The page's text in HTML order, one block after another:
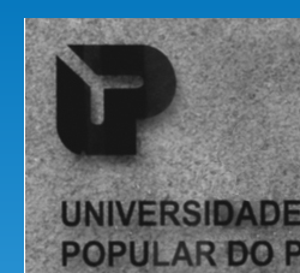
Universidade
Popular do
Porto
Associação
Cultural